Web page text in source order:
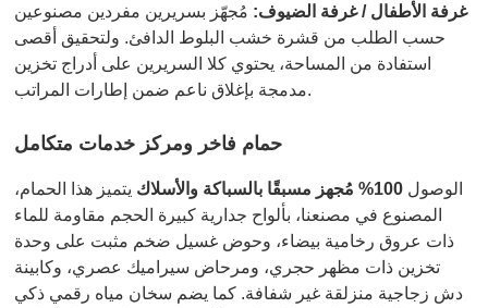
غرفة الأطفال / غرفة الضيوف: مُجهّز بسريرين مفردين مصنوعين
حسب الطلب من قشرة خشب البلوط الدافئ. ولتحقيق أقصى
استفادة من المساحة، يحتوي كلا السريرين على أدراج تخزين
مدمجة بإغلاق ناعم ضمن إطارات المراتب.
حمام فاخر ومركز خدمات متكامل
الوصول 100% مُجهز مسبقًا بالسباكة والأسلاك
يتميز هذا الحمام،
المصنوع في مصنعنا، بألواح جدارية كبيرة الحجم مقاومة للماء
ذات عروق رخامية بيضاء، وحوض غسيل ضخم مثبت على وحدة
تخزين ذات مظهر حجري، ومرحاض سيراميك عصري، وكابينة
دش زجاجية منزلقة غير شفافة. كما يضم سخان مياه رقمي ذكي